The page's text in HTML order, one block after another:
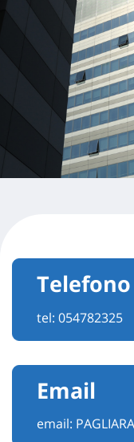
Telefono
tel: 054782325
Email
email: